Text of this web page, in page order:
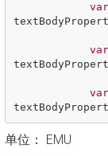
var
var
var
单位： EMU